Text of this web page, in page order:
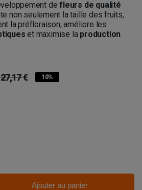
defleurs de qualité
non seulement la taille des fruits,
la préfloraison, améliore les
et maximise la production
27,17 € 10%
Ajouter au panier